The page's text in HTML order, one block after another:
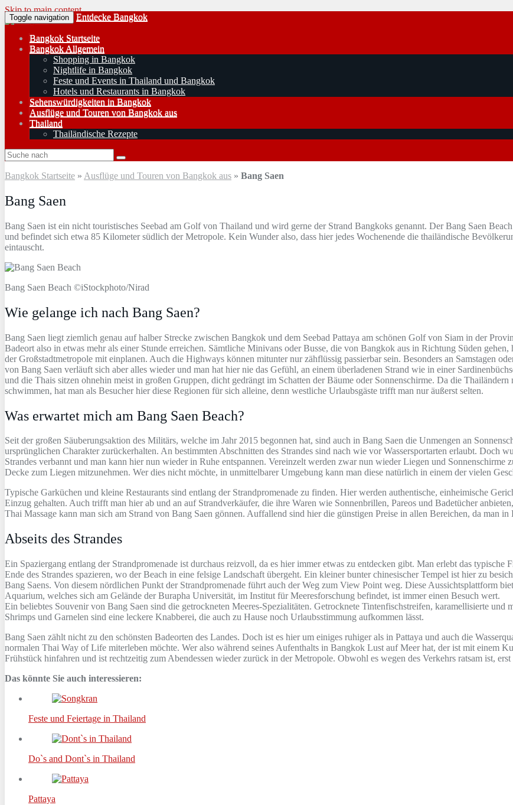
Skip to main content
Toggle navigation Entdecke Bangkok
Bangkok Startseite
Bangkok Allgemein
Shopping in Bangkok
Nightlife in Bangkok
Feste und Events in Thailand und Bangkok
Hotels und Restaurants in Bangkok
Sehenswürdigkeiten in Bangkok
Ausflüge und Touren von Bangkok aus
Thailand
Thailändische Rezepte
Bangkok Startseite » Ausflüge und Touren von Bangkok aus » Bang Saen
Bang Saen
Bang Saen ist ein nicht touristisches Seebad am Golf von Thailand und wird gerne der Strand Bangkoks genannt. Der Bang Saen
und befindet sich etwa 85 Kilometer südlich der Metropole. Kein Wunder also, dass hier jedes Wochenende die thailändische
eintauscht.
Bang Saen Beach ©iStockphoto/Nirad
Wie gelange ich nach Bang Saen?
Bang Saen liegt ziemlich genau auf halber Strecke zwischen Bangkok und dem Seebad Pattaya am schönen Golf von Siam in der
Badeort also in etwas mehr als einer Stunde erreichen. Sämtliche Minivans oder Busse, die von Bangkok aus in Richtung Süden
der Großstadtmetropole mit einplanen. Auch die Highways können mitunter nur zähflüssig passierbar sein. Besonders an Samstagen
von Bang Saen verläuft sich aber alles wieder und man hat hier nie das Gefühl, an einem überladenen Strand wie in einer
und die Thais sitzen ohnehin meist in großen Gruppen, dicht gedrängt im Schatten der Bäume oder Sonnenschirme. Da die
schwimmen, hat man als Besucher hier diese Regionen für sich alleine, denn westliche Urlaubsgäste trifft man nur äußerst selten.
Was erwartet mich am Bang Saen Beach?
Seit der großen Säuberungsaktion des Militärs, welche im Jahr 2015 begonnen hat, sind auch in Bang Saen die Unmengen an
ursprünglichen Charakter zurückerhalten. An bestimmten Abschnitten des Strandes sind nach wie vor Wassersportarten erlaubt. Doch
Strandes verbannt und man kann hier nun wieder in Ruhe entspannen. Vereinzelt werden zwar nun wieder Liegen und Sonnenschirme
Decke zum Liegen mitzunehmen. Wer dies nicht möchte, in unmittelbarer Umgebung kann man diese natürlich in einem der vielen
Typische Garküchen und kleine Restaurants sind entlang der Strandpromenade zu finden. Hier werden authentische, einheimische
Einzug gehalten. Auch trifft man hier ab und an auf Strandverkäufer, die ihre Waren wie Sonnenbrillen, Pareos und Badetücher
Thai Massage kann man sich am Strand von Bang Saen gönnen. Auffallend sind hier die günstigen Preise in allen Bereichen, da man
Abseits des Strandes
Ein Spaziergang entlang der Strandpromenade ist durchaus reizvoll, da es hier immer etwas zu entdecken gibt. Man erlebt das
Ende des Strandes spazieren, wo der Beach in eine felsige Landschaft übergeht. Ein kleiner bunter chinesischer Tempel ist hier zu
Bang Saens. Von diesem nördlichen Punkt der Strandpromenade führt auch der Weg zum View Point weg. Diese Aussichtsplattform
Aquarium, welches sich am Gelände der Burapha Universität, im Institut für Meeresforschung befindet, ist immer einen Besuch wert.
Ein beliebtes Souvenir von Bang Saen sind die getrockneten Meeres-Spezialitäten. Getrocknete Tintenfischstreifen, karamellisierte
Shrimps und Garnelen sind eine leckere Knabberei, die auch zu Hause noch Urlaubsstimmung aufkommen lässt.
Bang Saen zählt nicht zu den schönsten Badeorten des Landes. Doch ist es hier um einiges ruhiger als in Pattaya und auch die
normalen Thai Way of Life miterleben möchte. Wer also während seines Aufenthalts in Bangkok Lust auf Meer hat, der ist mit einem
Frühstück hinfahren und ist rechtzeitig zum Abendessen wieder zurück in der Metropole. Obwohl es wegen des Verkehrs ratsam ist,
Das könnte Sie auch interessieren:
Feste und Feiertage in Thailand
Do`s and Dont`s in Thailand
Pattaya